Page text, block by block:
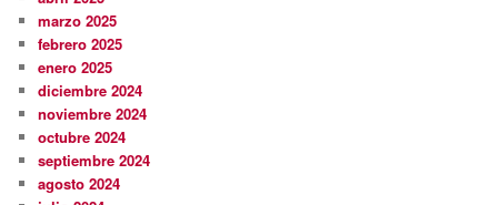
marzo 2025
febrero 2025
enero 2025
diciembre 2024
noviembre 2024
octubre 2024
septiembre 2024
agosto 2024